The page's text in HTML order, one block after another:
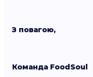
З повагою,
Команда FoodSoul